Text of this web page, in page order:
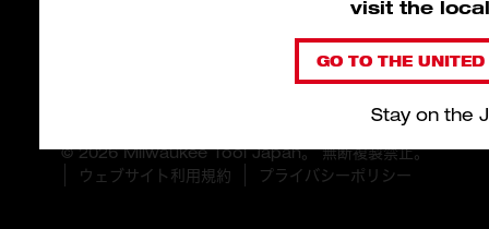
visit the
GO TO THE
Stay on the
© 2026 Milwaukee Tool Japan。 無断複製禁止。
ウェブサイト利用規約
プライバシーポリシー